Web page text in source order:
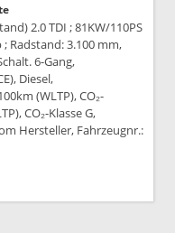
2.0 TDI ; 81KW/110PS
Radstand: 3.100 mm,
6-Gang,
Diesel,
(WLTP), CO₂-
CO₂-Klasse G,
Hersteller, Fahrzeugnr.: